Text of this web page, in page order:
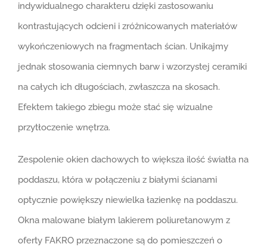
indywidualnego charakteru dzięki zastosowaniu
kontrastujących odcieni i zróżnicowanych materiałów
wykończeniowych na fragmentach ścian. Unikajmy
jednak stosowania ciemnych barw i wzorzystej ceramiki
na całych ich długościach, zwłaszcza na skosach.
Efektem takiego zbiegu może stać się wizualne
przytłoczenie wnętrza.
Zespolenie okien dachowych to większa ilość światła na
poddaszu, która w połączeniu z białymi ścianami
optycznie powiększy niewielka łazienkę na poddaszu.
Okna malowane białym lakierem poliuretanowym z
oferty FAKRO przeznaczone są do pomieszczeń o